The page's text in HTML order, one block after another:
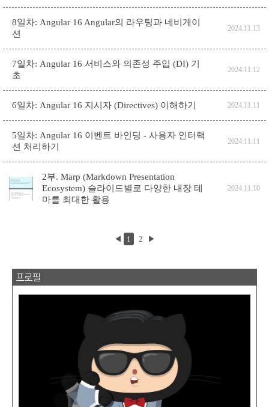
8일차: Angular 16 Angular의 라우팅과 네비게이
션
2024.11.13
7일차: Angular 16 서비스와 의존성 주입 (DI) 기
초
2024.11.12
6일차: Angular 16 지시자 (Directives) 이해하기 2024.11.11
5일차: Angular 16 이벤트 바인딩 - 사용자 인터랙
션 처리하기
2024.11.11
2부. Marp (Markdown Presentation
Ecosystem) 슬라이드별로 다양한 내장 테
마를 최대한 활용
2024.11.10
◀ 1 2 ▶
프로필